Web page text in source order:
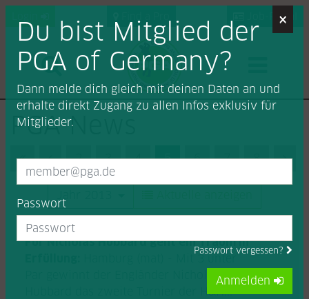
Job-Portal
PGA News
First (Anfang)
Previous (Zurück)
2 3 4 5 6 7 8
Für Nicholas Hubbard geht ein Traum in
Par gewinnt der Engländer Nicholas
Hubbard das zweite Turnier der H&H...
×
Du bist Mitglied der
PGA of Germany?
Dann melde dich gleich mit deinen Daten an und
erhalte direkt Zugang zu allen Infos exklusiv für
Mitglieder.
Passwort
Passwort vergessen?
Anmelden